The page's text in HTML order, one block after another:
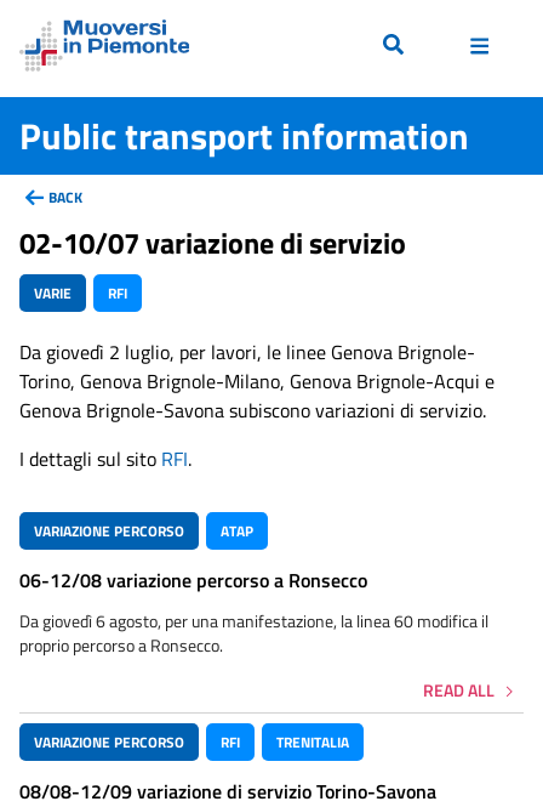
Public transport information
BACK
02-10/07 variazione di servizio
VARIE RFI
Da giovedì 2 luglio, per lavori, le linee Genova Brignole-
Torino, Genova Brignole-Milano, Genova Brignole-Acqui e
Genova Brignole-Savona subiscono variazioni di servizio.
I dettagli sul sito RFI.
VARIAZIONE PERCORSO ATAP
06-12/08 variazione percorso a Ronsecco
Da giovedì 6 agosto, per una manifestazione, la linea 60 modifica il
proprio percorso a Ronsecco.
READ ALL
VARIAZIONE PERCORSO RFI TRENITALIA
08/08-12/09 variazione di servizio Torino-Savona